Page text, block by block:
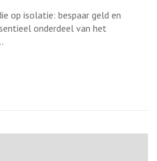
subsidie
op isolatie: bespaar geld en
onderdeel van het